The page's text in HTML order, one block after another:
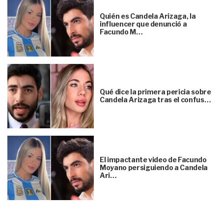
Quién es Candela Arizaga, la
influencer que denunció a
Facundo M…
Qué dice la primera pericia sobre
Candela Arizaga tras el confus…
El impactante video de Facundo
Moyano persiguiendo a Candela
Ari…